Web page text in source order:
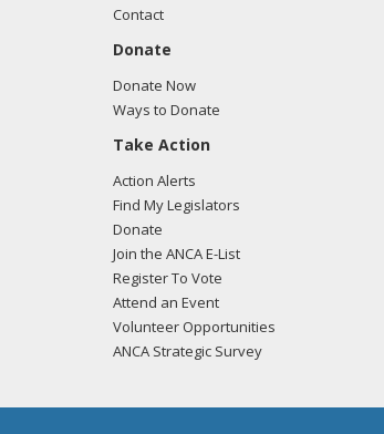
Contact
Donate
Donate Now
Ways to Donate
Take Action
Action Alerts
Find My Legislators
Donate
Join the ANCA E-List
Register To Vote
Attend an Event
Volunteer Opportunities
ANCA Strategic Survey